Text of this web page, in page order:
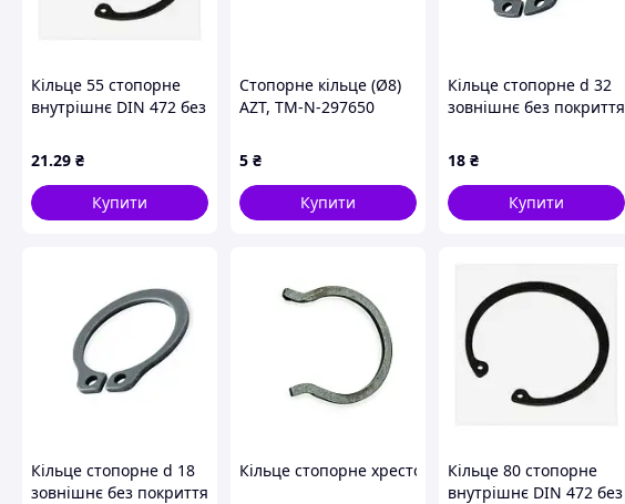
Кільце 55 стопорне
внутрішнє DIN 472 без
21.29 ₴
Купити
Стопорне кільце (Ø8)
AZT, TM-N-297650
5 ₴
Купити
Кільце стопорне d 32
зовнішнє без покриття
18 ₴
Купити
Кільце стопорне d 18
зовнішнє без покриття
Кільце стопорне хрестовини Москвіч 412
Кільце 80 стопорне
внутрішнє DIN 472 без